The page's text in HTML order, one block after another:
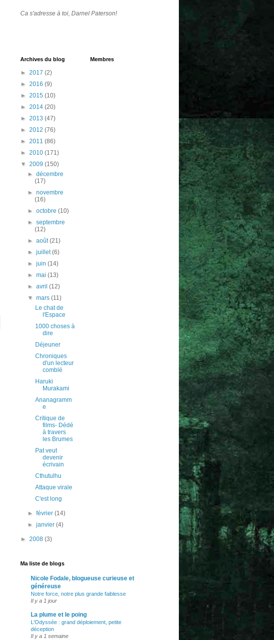
Ca s'adresse à toi, Darnel Paterson!
Archives du blog
► 2017 (2)
► 2016 (9)
► 2015 (10)
► 2014 (20)
► 2013 (47)
► 2012 (76)
► 2011 (86)
► 2010 (171)
▼ 2009 (150)
►décembre
(17)
►novembre
(16)
►octobre(10)
►septembre
(12)
►août(21)
►juillet(6)
►juin(14)
►mai(13)
►avril(12)
▼mars(11)
Le chat de
l'Espace
1000 choses à
dire
Déjeuner
Chroniques
d'un lecteur
comblé
Haruki
Murakami
Ananagramm
e
Critique de
films- Dédé
à travers
les Brumes
Pat veut
devenir
écrivain
Cthutulhu
Attaque virale
C'est long
►février(14)
►janvier(4)
► 2008 (3)
Membres
Ma liste de blogs
Nicole Fodale, blogueuse curieuse et
généreuse
Notre force, notre plus grande faiblesse
Il y a 1 jour
La plume et le poing
L'Odyssée : grand déploiement, petite
déception
Il y a 1 semaine